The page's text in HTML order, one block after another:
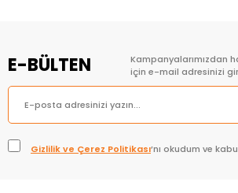
E-BÜLTEN
Kampanyalarımızdan
için e-mail adresinizi
Gizlilik ve Çerez Politikası’nı okudum ve